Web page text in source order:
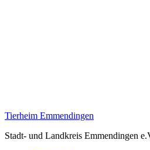
Tierheim Emmendingen
Stadt- und Landkreis Emmendingen